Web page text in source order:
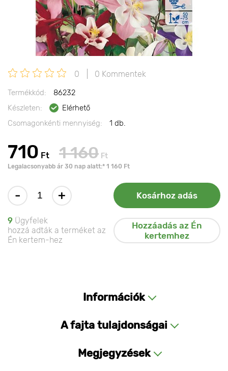
0 0 Kommentek
Termékkód:
86232
Készleten:
Elérhető
Csomagonkénti mennyiség:
1 db.
710 Ft 1 160 Ft
Legalacsonyabb ár 30 nap alatt:* 1 160 Ft
- + Kosárhoz adás
9 Ügyfelek
hozzá adták a terméket az
Én kertem-hez
Hozzáadás az Én
kertemhez
Információk
A fajta tulajdonságai
Megjegyzések